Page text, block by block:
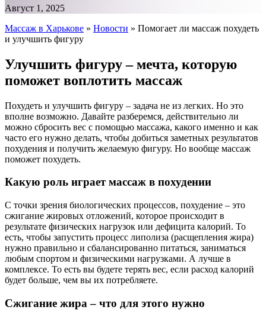
Август 1, 2025
Массаж в Харькове » Новости » Помогает ли массаж похудеть
и улучшить фигуру
Улучшить фигуру – мечта, которую
поможет воплотить массаж
Похудеть и улучшить фигуру – задача не из легких. Но это
вполне возможно. Давайте разберемся, действительно ли
можно сбросить вес с помощью массажа, какого именно и как
часто его нужно делать, чтобы добиться заметных результатов
похудения и получить желаемую фигуру. Но вообще массаж
поможет похудеть.
Какую роль играет массаж в похудении
С точки зрения биологических процессов, похудение – это
сжигание жировых отложений, которое происходит в
результате физических нагрузок или дефицита калорий. То
есть, чтобы запустить процесс липолиза (расщепления жира)
нужно правильно и сбалансированно питаться, заниматься
любым спортом и физическими нагрузками. А лучше в
комплексе. То есть вы будете терять вес, если расход калорий
будет больше, чем вы их потребляете.
Сжигание жира – что для этого нужно